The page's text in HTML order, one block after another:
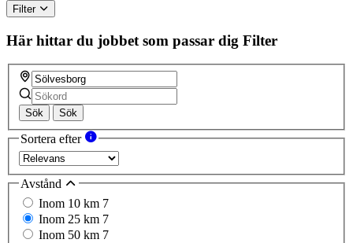
Filter
Här hittar du jobbet som passar dig Filter
Sök Sök
Sortera efter
Avstånd
Inom 10 km 7
Inom 25 km 7
Inom 50 km 7